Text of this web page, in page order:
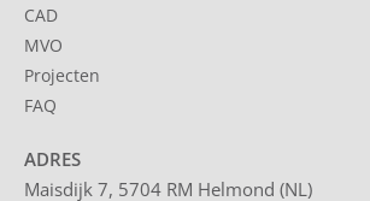
CAD
MVO
Projecten
FAQ
ADRES
Maisdijk 7, 5704 RM Helmond (NL)